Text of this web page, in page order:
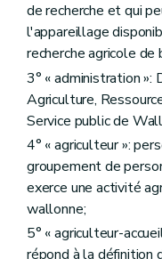
Art. D219
Art. D220
Art. D221
Art. D222
Titre IX La
Chapitre Ier
Art. D223
Chapitre II
Section 1re
Art. D224
Art. D225
Art. D226
Art. D228
Art. D229
de recherche et qui
l'appareillage
recherche agricole de
3° « administration
Agriculture,
Service public de
4° « agriculteur »:
groupement de
exerce une activité
wallonne;
5° « agriculteur-
répond à la définition